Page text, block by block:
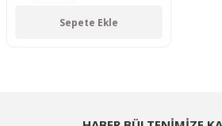
Sepete Ekle